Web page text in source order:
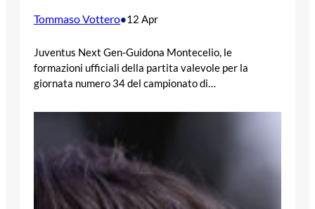
Tommaso Vottero•12 Apr
Juventus Next Gen-Guidona Montecelio, le
formazioni ufficiali della partita valevole per la
giornata numero 34 del campionato di…